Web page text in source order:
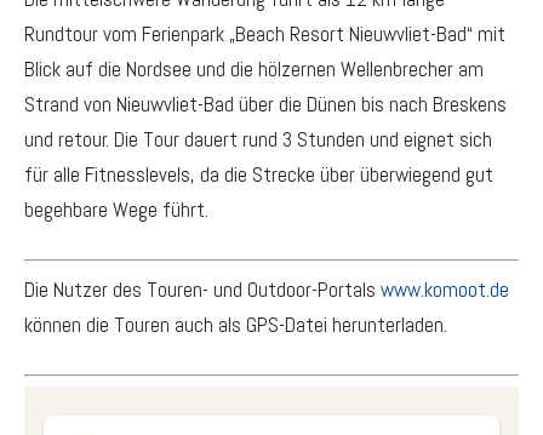
Rundtour vom Ferienpark „Beach Resort Nieuwvliet-Bad“ mit
Blick auf die Nordsee und die hölzernen Wellenbrecher am
Strand von Nieuwvliet-Bad über die Dünen bis nach Breskens
und retour. Die Tour dauert rund 3 Stunden und eignet sich
für alle Fitnesslevels, da die Strecke über überwiegend gut
begehbare Wege führt.
Die Nutzer des Touren- und Outdoor-Portals www.komoot.de
können die Touren auch als GPS-Datei herunterladen.